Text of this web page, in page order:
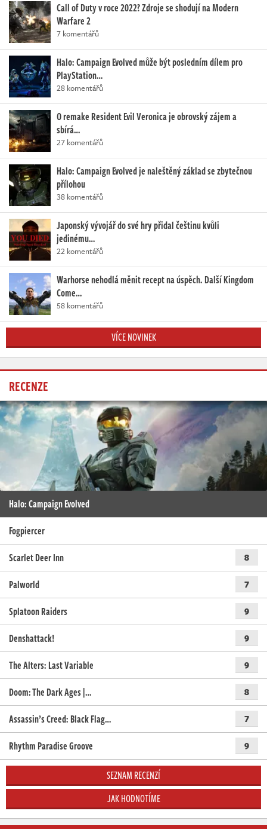
Call of Duty v roce 2022? Zdroje se shodují na Modern
Warfare 2
7 komentářů
Halo: Campaign Evolved může být posledním dílem pro
PlayStation…
28 komentářů
O remake Resident Evil Veronica je obrovský zájem a
sbírá…
27 komentářů
Halo: Campaign Evolved je naleštěný základ se zbytečnou
přílohou
38 komentářů
Japonský vývojář do své hry přidal češtinu kvůli
jedinému…
22 komentářů
Warhorse nehodlá měnit recept na úspěch. Další Kingdom
Come…
58 komentářů
VÍCE NOVINEK
RECENZE
Halo: Campaign Evolved
Fogpiercer
Scarlet Deer Inn
8
Palworld 7
Splatoon Raiders 9
Denshattack! 9
The Alters: Last Variable 9
Doom: The Dark Ages |… 8
Assassin’s Creed: Black Flag… 7
Rhythm Paradise Groove 9
SEZNAM RECENZÍ
JAK HODNOTÍME